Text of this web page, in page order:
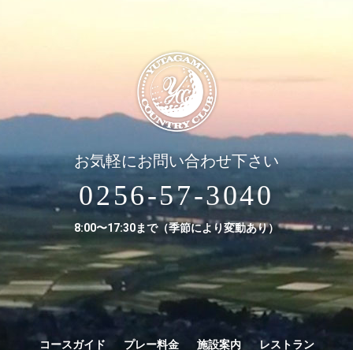
お気軽にお問い合わせ下さい
0256-57-3040
8:00〜17:30まで（季節により変動あり）
コースガイド プレー料金 施設案内 レストラン